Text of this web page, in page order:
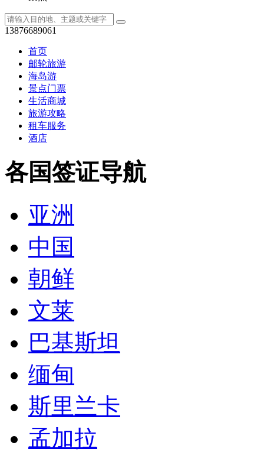
13876689061
首页
邮轮旅游
海岛游
景点门票
生活商城
旅游攻略
租车服务
酒店
各国签证导航
亚洲
中国
朝鲜
文莱
巴基斯坦
缅甸
斯里兰卡
孟加拉